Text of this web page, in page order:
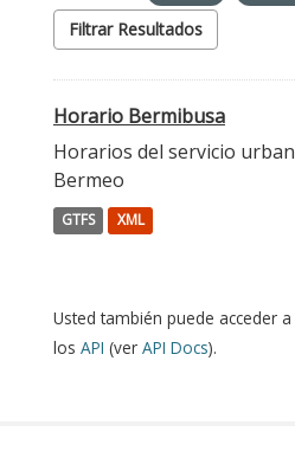
Filtrar Resultados
Horario Bermibusa
Horarios del servicio
Bermeo
GTFS XML
Usted también puede acceder
los API (ver API Docs).